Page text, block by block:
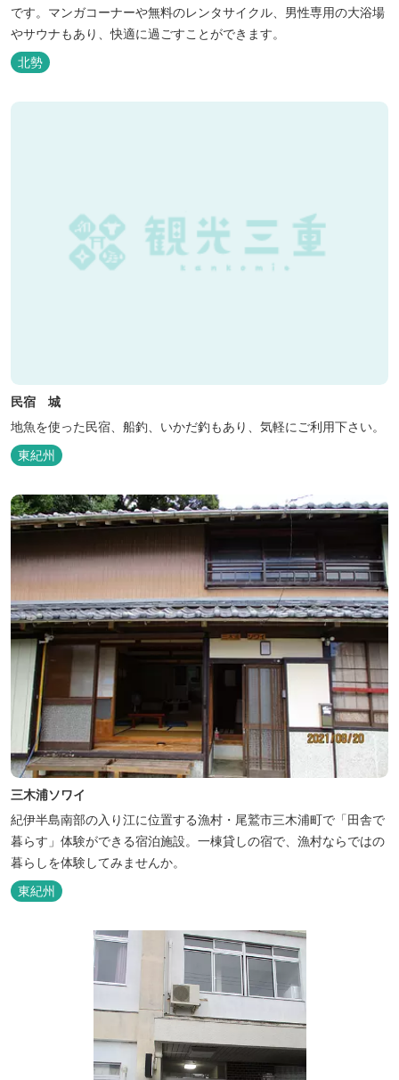
です。マンガコーナーや無料のレンタサイクル、男性専用の大浴場
やサウナもあり、快適に過ごすことができます。
北勢
民宿 城
地魚を使った民宿、船釣、いかだ釣もあり、気軽にご利用下さい。
東紀州
三木浦ソワイ
紀伊半島南部の入り江に位置する漁村・尾鷲市三木浦町で「田舎で
暮らす」体験ができる宿泊施設。一棟貸しの宿で、漁村ならではの
暮らしを体験してみませんか。
東紀州